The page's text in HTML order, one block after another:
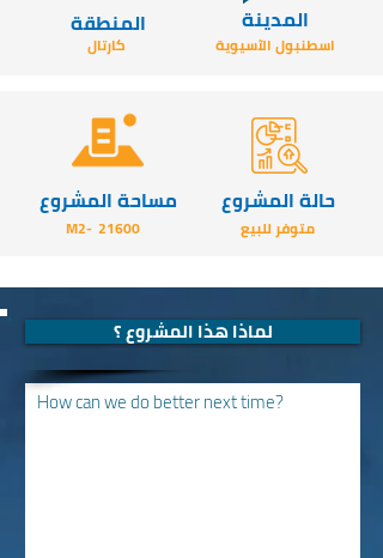
المنطقة
كارتال
المدينة
اسطنبول الآسيوية
مساحة المشروع
21600
-M2
حالة المشروع
متوفر للبيع
How can we do better next time?
لماذا هذا المشروع ؟